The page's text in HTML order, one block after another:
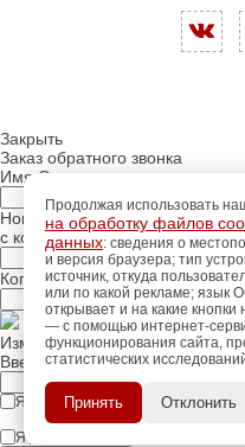
Продолжая использовать
на обработку файлов
данных: сведения о
и версия браузера; тип
источник, откуда
или по какой рекламе; язык
открывает и на какие
— с помощью интернет-
функционирования сайта,
статистических
Принять Отклонить
Закрыть
Заказ обратного звонка
Имя Отчество:
Номер телефона:
с кодом города
Когда позвонить?
Изменить число
Введите текст с картинки:
Я принимаю условия политики
Я даю согласие на
Пройдите
использования
дополнительных